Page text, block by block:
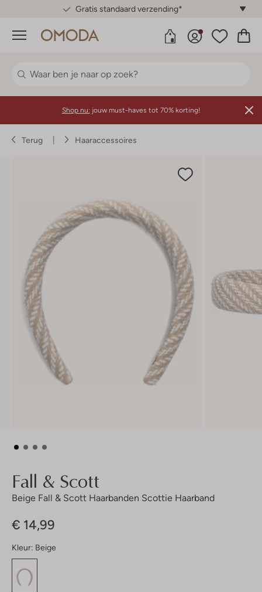
Gratis standaard verzending*
Menu
Shop nu: jouw must-haves tot 70% korting!
Terug Haaraccessoires
Fall & Scott
Beige Fall & Scott Haarbanden Scottie Haarband
€ 14,99
Kleur: Beige